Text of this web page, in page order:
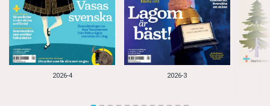
2026-4 2026-3